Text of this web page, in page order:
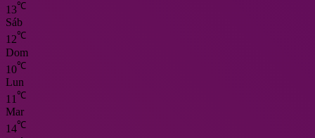
13℃
Sáb
12℃
Dom
10℃
Lun
11 ℃
Mar
14℃